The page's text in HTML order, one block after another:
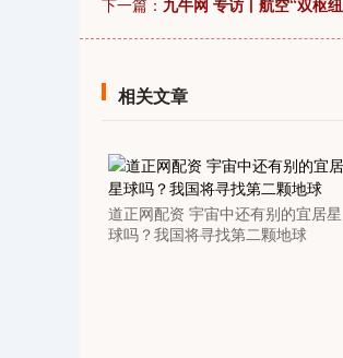
下一篇： 九牛网 专访丨航空“双枢
相关文章
道正网配资 宇宙中还有别的宜居星
球吗？我国将寻找第二颗地球